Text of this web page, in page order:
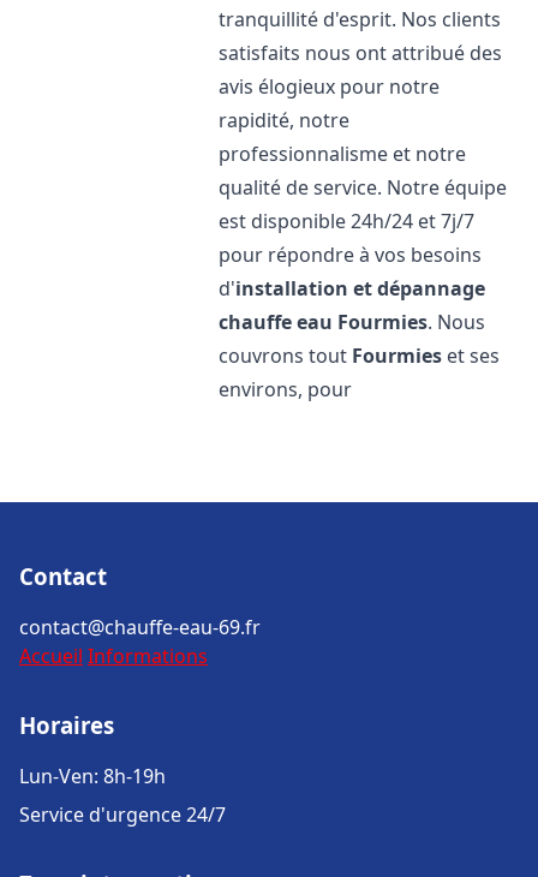
tranquillité d'esprit. Nos clients
satisfaits nous ont attribué des
avis élogieux pour notre
rapidité, notre
professionnalisme et notre
qualité de service. Notre équipe
est disponible 24h/24 et 7j/7
pour répondre à vos besoins
d'installation et dépannage
chauffe eau Fourmies. Nous
couvrons tout Fourmies et ses
environs, pour
Contact
contact@chauffe-eau-69.fr
Accueil Informations
Horaires
Lun-Ven: 8h-19h
Service d'urgence 24/7